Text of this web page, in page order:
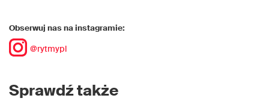
Obserwuj nas na instagramie:
@rytmypl
Sprawdź także